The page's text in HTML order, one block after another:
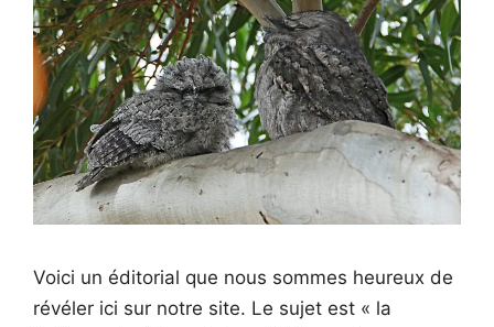
Voici un éditorial que nous sommes heureux de
révéler ici sur notre site. Le sujet est « la